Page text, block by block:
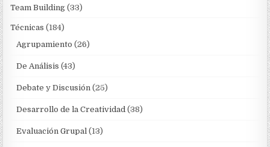
Team Building (33)
Técnicas (184)
Agrupamiento (26)
De Análisis (43)
Debate y Discusión (25)
Desarrollo de la Creatividad (38)
Evaluación Grupal (13)